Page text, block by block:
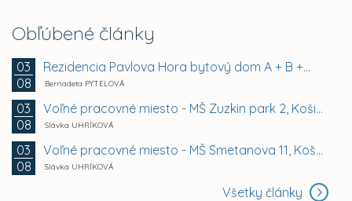
Obľúbené články
03
08
Rezidencia Pavlova Hora bytový dom A + B +...
Bernadeta PYTELOVÁ
03
08
Voľné pracovné miesto - MŠ Zuzkin park 2, Košice -...
Slávka UHRÍKOVÁ
03
08
Voľné pracovné miesto - MŠ Smetanova 11, Košice -...
Slávka UHRÍKOVÁ
Všetky články